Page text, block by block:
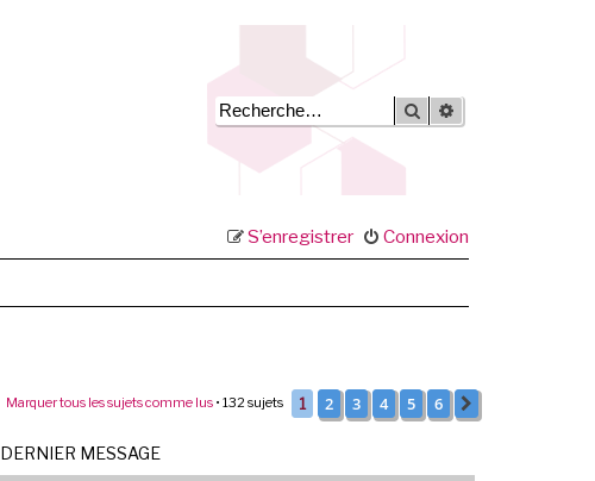
Rechercher
Connexion
S’enregistrer
Marquer tous les sujets comme lus • 132 sujets 1 2 3 4 5 6
DERNIER MESSAGE